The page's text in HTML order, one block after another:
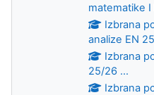
matematike
Izbrana
analize EN
Izbrana
25/26 ...
Izbrana